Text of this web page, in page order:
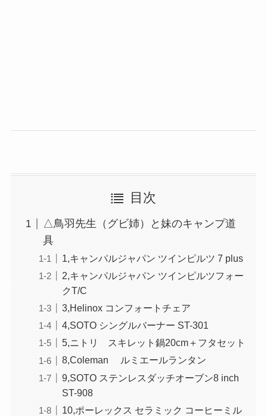
目次
△鳥羽先生（グビ姉）と妹のキャンプ道
具
1,キャンパルジャパン ツインピルツ 7 plus
2,キャンパルジャパン ツインピルツフォー
クT/C
3,Helinox コンフォートチェア
4,SOTO シングルバーナー ST-301
5,ニトリ スキレット鍋20cm＋フタセット
8,Coleman ルミエールランタン
9,SOTO ステンレスダッチオーブン8 inch
ST-908
10,ポーレックス セラミック コーヒーミル